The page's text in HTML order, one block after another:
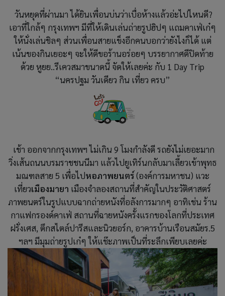
วันหยุดที่ผ่านมา ได้ยินเพื่อนบ่นว่าเบื่อห้างแล้วอ่ะไปไหนดี?
เอาที่ใกล้ๆ กรุงเทพฯ มีที่ให้เดินเล่นถ่ายรูปฮิปๆ แถมคาเฟ่เก๋ๆ
ให้นั่งเล่นชิลๆ ส่วนเพื่อนสายแข็งอีกคนบอกว่ายังไงก็ได้ แต่
เน้นของกินเยอะๆ จะให้ดีขอร้านอร่อยๆ บรรยากาศดีปิดท้าย
ด้วย หูยย..รีเควสมาขนาดนี้ จัดให้เลยค่ะ กับ 1 Day Trip
“นครปฐม วันเดียว กิน เที่ยว ครบ”
เช้า ออกจากกรุงเทพฯ ไม่เกิน 9 โมงกำลังดี รถยังไม่เยอะมาก
วิ่งเส้นถนนบรมราชชนนีมา แล้วไปยูเทิร์นกลับมาเลี้ยวเข้าพุทธ
มณฑลสาย 5 เพื่อไปหอภาพยนตร์(องค์การมหาชน) แวะ
เที่ยวเมืองมายา เมืองจำลองสถานที่สำคัญในประวัติศาสตร์
ภาพยนตร์ในรูปแบบฉากถ่ายหนังที่อลังการมากๆ อาทิเช่น ร้าน
กาแฟกรองด์คาเฟ่ สถานที่ฉายหนังครั้งแรกของโลกที่ประเทศ
ฝรั่งเศส, ตึกสไตล์ปารีสและนิวยอร์ก, อาคารบ้านเรือนสมัยร.5
ฯลฯ มีมุมถ่ายรูปเก๋ๆ ให้แช๊ะภาพเป็นที่ระลึกเพียบเลยค่ะ